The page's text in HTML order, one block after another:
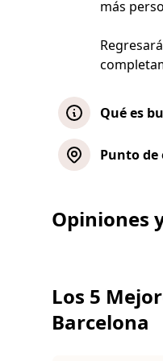
más
Qué es
La
Lleva
tarde,
Punto
Tour
Mostrar
Opiniones
Los 5
Barcelona